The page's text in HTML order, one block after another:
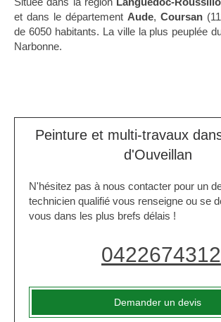
et dans le département Aude, Coursan
de 6050 habitants. La ville la plus peuplée
Narbonne.
Peinture et multi-travaux
d'Ouveillan
N'hésitez pas à nous contacter pour un
technicien qualifié vous renseigne ou se
vous dans les plus brefs délais !
0422674312
Demander un devis